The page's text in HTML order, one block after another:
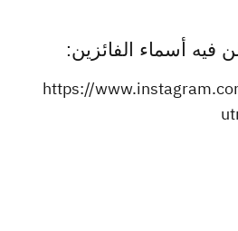
فيه أسماء الفائزين:
https://